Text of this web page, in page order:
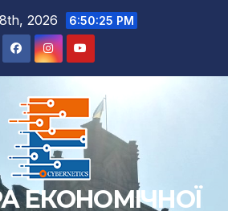
2026 6:50:26 PM
ЕКОНОМІЧНОЇ